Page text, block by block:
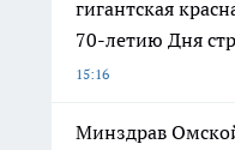
гигантская
70-летию Дня
15:16
Минздрав